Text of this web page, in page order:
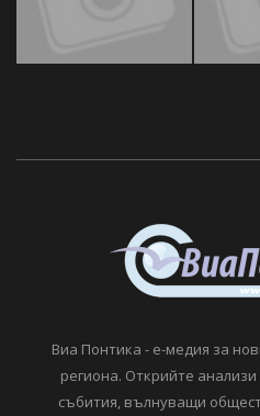
Виа Понтика - е-медия за
региона. Открийте
събития, вълнуващи